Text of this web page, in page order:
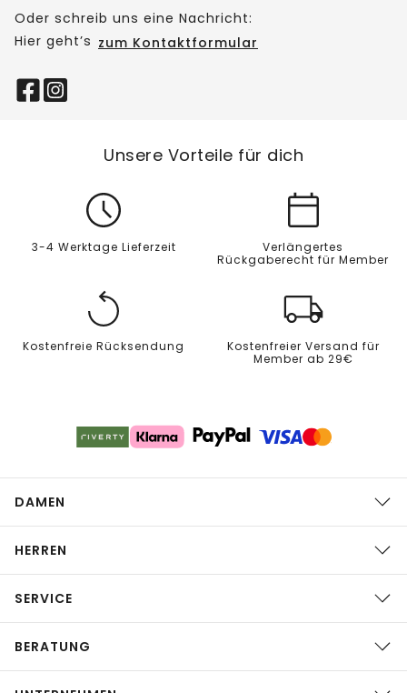
Oder schreib uns eine Nachricht:
Hier geht’s zum Kontaktformular
Unsere Vorteile für dich
3-4 Werktage Lieferzeit
Verlängertes
Rückgaberecht für Member
Kostenfreie Rücksendung
Kostenfreier Versand für
Member ab 29€
DAMEN
HERREN
SERVICE
BERATUNG